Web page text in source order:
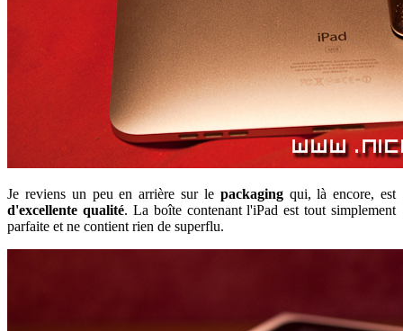
Je reviens un peu en arrière sur le packagingqui, là encore, est
d'excellente qualité. La boîte contenant l'iPad est tout simplement
parfaite et ne contient rien de superflu.